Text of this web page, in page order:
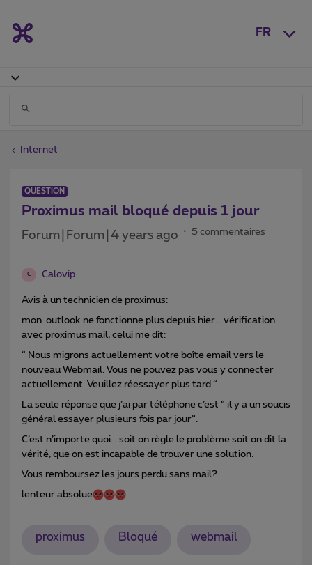
FR
Internet
QUESTION
Proximus mail bloqué depuis 1 jour
Forum|Forum|4 years ago 5 commentaires
C Calovip
Avis à un technicien de proximus:
mon outlook ne fonctionne plus depuis hier… vérification
avec proximus mail, celui me dit:
“ Nous migrons actuellement votre boîte email vers le
nouveau Webmail. Vous ne pouvez pas vous y connecter
actuellement. Veuillez réessayer plus tard “
La seule réponse que j’ai par téléphone c’est “ il y a un soucis
général essayer plusieurs fois par jour”.
C’est n’importe quoi… soit on règle le problème soit on dit la
vérité, que on est incapable de trouver une solution.
Vous remboursez les jours perdu sans mail?
lenteur absolue
proximus Bloqué webmail